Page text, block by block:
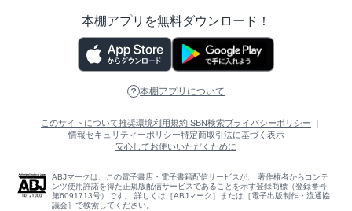
本棚アプリを無料ダウンロード！
本棚アプリについて
このサイトについて推奨環境利用規約 ISBN検索プライバシーポリシー
情報セキュリティーポリシー特定商取引法に基づく表示
安心してお使いいただくために
ABJマークは、この電子書店・電子書籍配信サービスが、 著作権者からコンテ
ンツ使用許諾を得た正規版配信サービスであることを示す登録商標（登録番号
第6091713号）です。 詳しくは［ABJマーク］または［電子出版制作・流通協
議会］で検索してください。